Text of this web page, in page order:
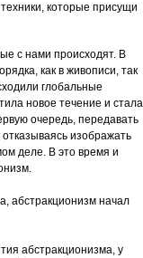
которые присущи
с нами происходят. В
как в живописи, так
глобальные
новое течение и стала
очередь, передавать
изображать
деле. В это время и
абстракционизм начал
абстракционизма, у